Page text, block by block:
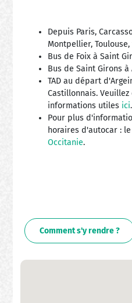
Depuis Paris,
Montpellier,
Bus de Foix à Saint
Bus de Saint Girons à
TAD au départ
Castillonnais.
informations utiles ici.
Pour plus
horaires d'autocar :
Occitanie.
Comment s'y rendre ?